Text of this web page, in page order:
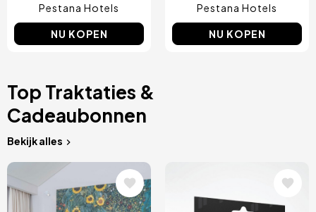
Pestana Hotels
NU KOPEN
Pestana Hotels
NU KOPEN
Top Traktaties &
Cadeaubonnen
Bekijk alles
Afbeelding